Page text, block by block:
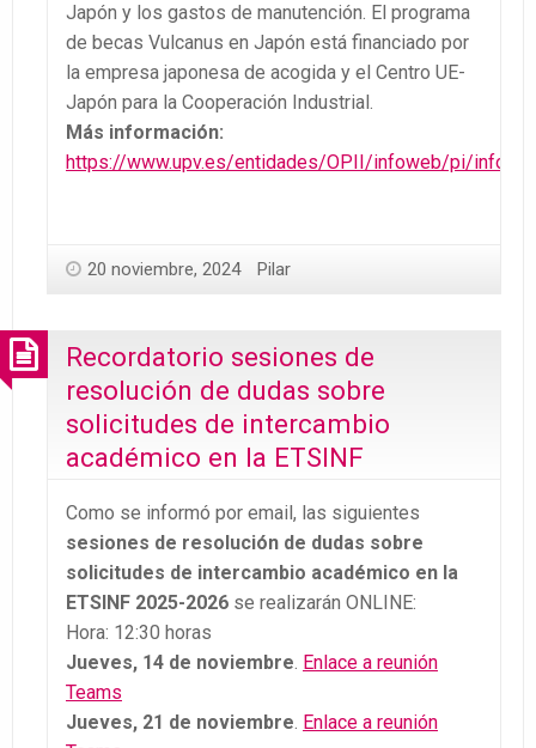
Japón y los gastos de manutención. El programa
de becas Vulcanus en Japón está financiado por
la empresa japonesa de acogida y el Centro UE-
Japón para la Cooperación Industrial.
Más información:
https://www.upv.es/entidades/OPII/infoweb/pi/info/
20 noviembre, 2024 Pilar
Recordatorio sesiones de
resolución de dudas sobre
solicitudes de intercambio
académico en la ETSINF
Como se informó por email, las siguientes
sesiones de resolución de dudas sobre
solicitudes de intercambio académico en la
ETSINF 2025-2026 se realizarán ONLINE:
Hora: 12:30 horas
Jueves, 14 de noviembre. Enlace a reunión
Teams
Jueves, 21 de noviembre. Enlace a reunión